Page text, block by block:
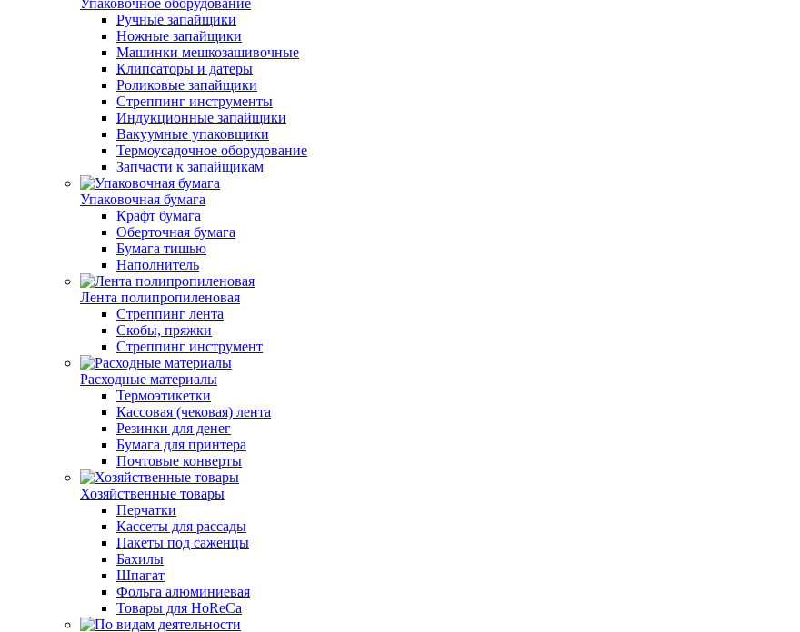
Упаковочное оборудование
Ручные запайщики
Ножные запайщики
Машинки мешкозашивочные
Клипсаторы и датеры
Роликовые запайщики
Стреппинг инструменты
Индукционные запайщики
Вакуумные упаковщики
Термоусадочное оборудование
Запчасти к запайщикам
Упаковочная бумага
Крафт бумага
Оберточная бумага
Бумага тишью
Наполнитель
Лента полипропиленовая
Стреппинг лента
Скобы, пряжки
Стреппинг инструмент
Расходные материалы
Термоэтикетки
Кассовая (чековая) лента
Резинки для денег
Бумага для принтера
Почтовые конверты
Хозяйственные товары
Перчатки
Кассеты для рассады
Пакеты под саженцы
Бахилы
Шпагат
Фольга алюминиевая
Товары для HoReCa